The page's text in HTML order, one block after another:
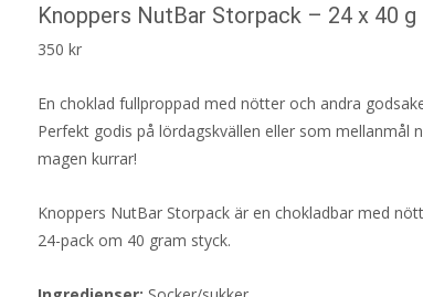
Knoppers NutBar Storpack – 24 x 40 g
350kr
En choklad fullproppad med nötter och andra
Perfekt godis på lördagskvällen eller som mellanmål
magen kurrar!
Knoppers NutBar Storpack är en chokladbar med
24-pack om 40 gram styck.